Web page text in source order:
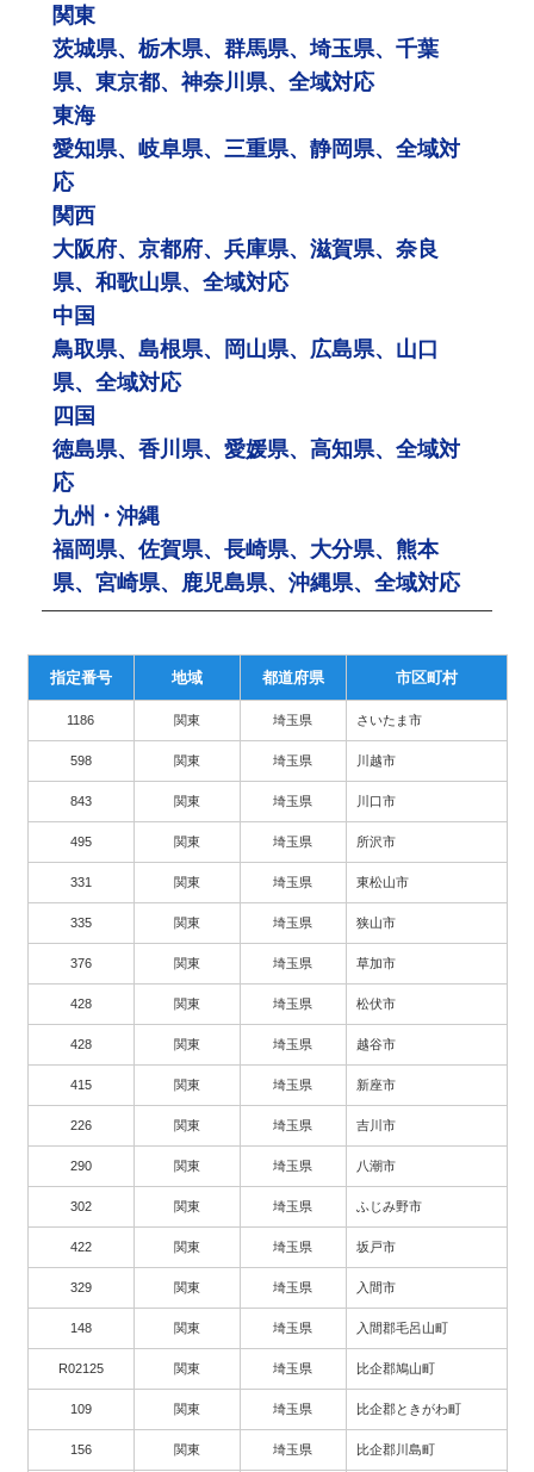
関東
茨城県、栃木県、群馬県、埼玉県、千葉
県、東京都、神奈川県、全域対応
東海
愛知県、岐阜県、三重県、静岡県、全域対
応
関西
大阪府、京都府、兵庫県、滋賀県、奈良
県、和歌山県、全域対応
中国
鳥取県、島根県、岡山県、広島県、山口
県、全域対応
四国
徳島県、香川県、愛媛県、高知県、全域対
応
九州・沖縄
福岡県、佐賀県、長崎県、大分県、熊本
県、宮崎県、鹿児島県、沖縄県、全域対応
指定番号 地域 都道府県 市区町村
1186 関東 埼玉県 さいたま市
598 関東 埼玉県 川越市
843 関東 埼玉県 川口市
495 関東 埼玉県 所沢市
331 関東 埼玉県 東松山市
335 関東 埼玉県 狭山市
376 関東 埼玉県 草加市
428 関東 埼玉県 松伏市
428 関東 埼玉県 越谷市
415 関東 埼玉県 新座市
226 関東 埼玉県 吉川市
290 関東 埼玉県 八潮市
302 関東 埼玉県 ふじみ野市
422 関東 埼玉県 坂戸市
329 関東 埼玉県 入間市
148 関東 埼玉県 入間郡毛呂山町
R02125 関東 埼玉県 比企郡鳩山町
109 関東 埼玉県 比企郡ときがわ町
156 関東 埼玉県 比企郡川島町